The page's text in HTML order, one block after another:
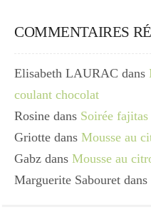
COMMENTAIRES
Elisabeth LAURAC dans
coulant chocolat
Rosine dans Soirée fajitas
Griotte dans Mousse au
Gabz dans Mousse au
Marguerite Sabouret dans